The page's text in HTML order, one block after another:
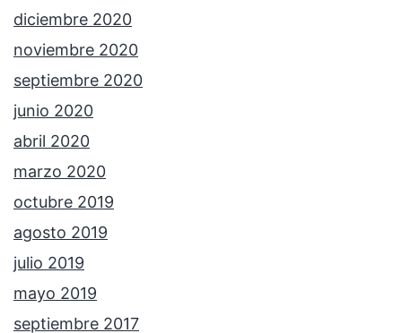
diciembre 2020
noviembre 2020
septiembre 2020
junio 2020
abril 2020
marzo 2020
octubre 2019
agosto 2019
julio 2019
mayo 2019
septiembre 2017